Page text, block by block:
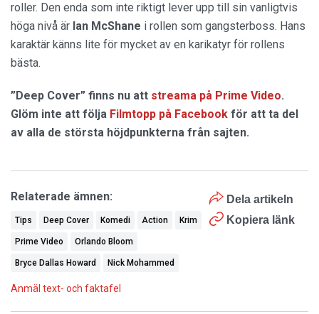
roller. Den enda som inte riktigt lever upp till sin vanligtvis
höga nivå är Ian McShane i rollen som gangsterboss. Hans
karaktär känns lite för mycket av en karikatyr för rollens
bästa.
”Deep Cover” finns nu att streama på Prime Video.
Glöm inte att följa Filmtopp på Facebook för att ta del
av alla de största höjdpunkterna från sajten.
Dela artikeln
Kopiera länk
Relaterade ämnen:
Tips Deep Cover Komedi Action Krim
Prime Video Orlando Bloom
Bryce Dallas Howard Nick Mohammed
Anmäl text- och faktafel